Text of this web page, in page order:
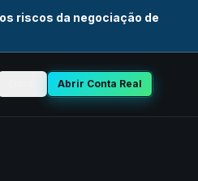
riscos da negociação de
idioma
Abrir Conta Real